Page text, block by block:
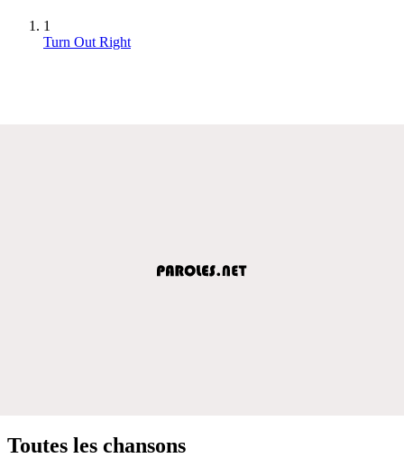
1
Turn Out Right
Toutes les chansons